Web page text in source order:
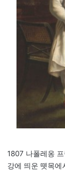
1807 나폴레옹
강에 띄운 뗏목에